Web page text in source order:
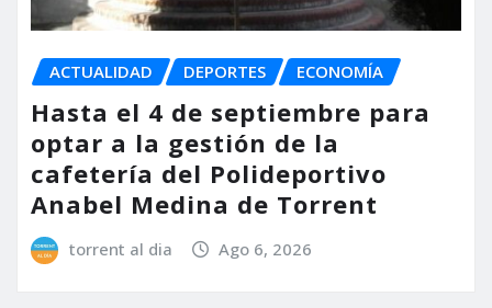
ACTUALIDAD DEPORTES ECONOMÍA
Hasta el 4 de septiembre para
optar a la gestión de la
cafetería del Polideportivo
Anabel Medina de Torrent
torrent al dia Ago 6, 2026